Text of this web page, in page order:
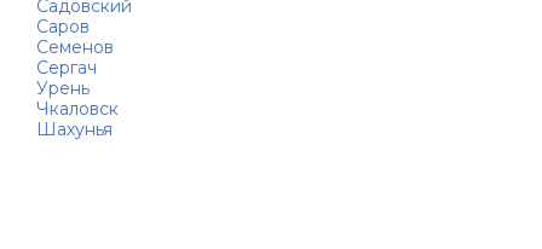
Садовский
Саров
Семенов
Сергач
Урень
Чкаловск
Шахунья